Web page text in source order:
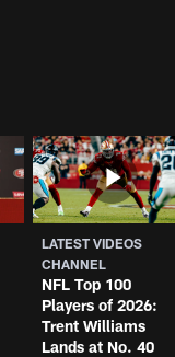
LATEST VIDEOS
CHANNEL
NFL Top 100
Players of 2026:
Trent Williams
Lands at No. 40